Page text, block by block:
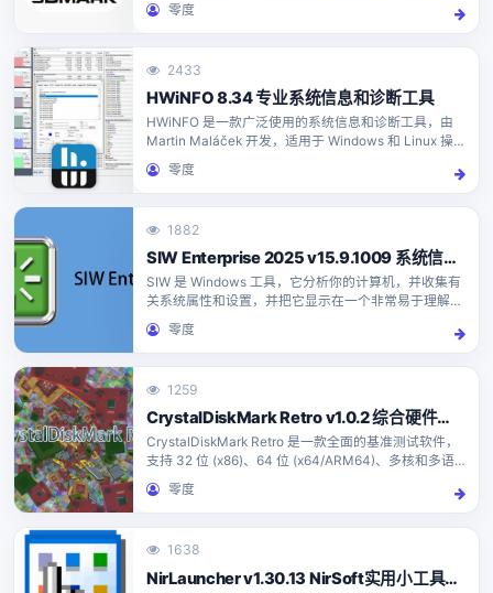
零度
2433
HWiNFO 8.34 专业系统信息和诊断工具
HWiNFO 是一款广泛使用的系统信息和诊断工具，由
Martin Maláček 开发，适用于 Windows 和 Linux 操
作系统。这款软件能够提供详尽的硬件信息，
零度
1882
SIW Enterprise 2025 v15.9.1009 系统信息检测工具
SIW 是 Windows 工具，它分析你的计算机，并收集有
关系统属性和设置，并把它显示在一个非常易于理解的
方式的详细信息，高级系统信息。 SIW 可以创建一个
报告文件（CSV，HTML，TXT 或 XM...
零度
1259
CrystalDiskMark Retro v1.0.2 综合硬件基准测试软件 绿色便携版
CrystalDiskMark Retro 是一款全面的基准测试软件，
支持 32 位 (x86)、64 位 (x64/ARM64)、多核和多语
言（48 种以上语言）。只需简单操作即可测量 CPU、
磁盘、2...
零度
1638
NirLauncher v1.30.13 NirSoft实用小工具启动器